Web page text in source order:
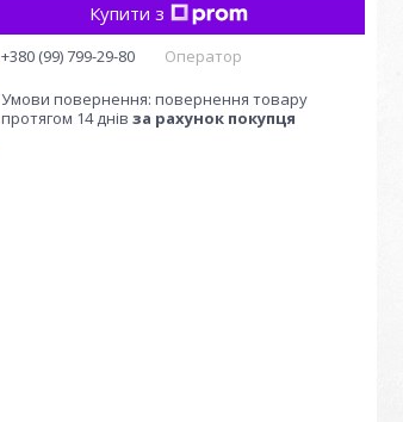
Купити з
+380 (99) 799-29-80
Оператор
повернення товару
протягом 14 днів за рахунок покупця